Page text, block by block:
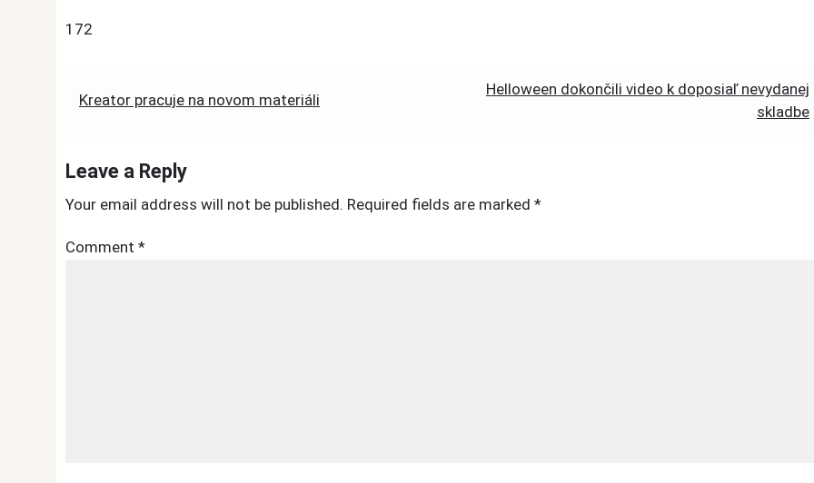
172
Post
Kreator pracuje na novom materiáli
Helloween dokončili video k doposiaľ nevydanej
skladbe
Leave a Reply
Your email address will not be published. Required fields are marked *
Comment *